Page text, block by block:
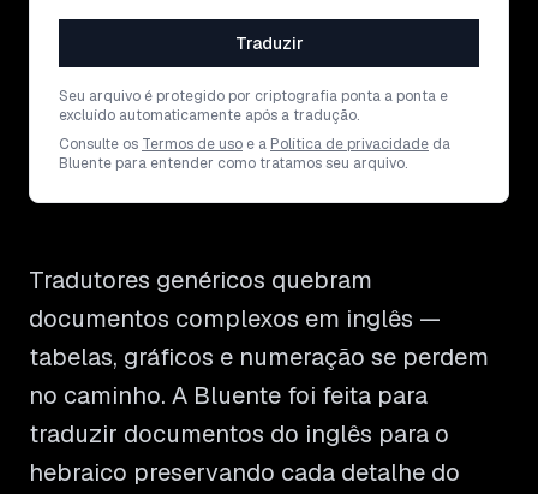
Traduzir
Seu arquivo é protegido por criptografia ponta a ponta e
excluído automaticamente após a tradução.
Consulte os Termos de uso e a Política de privacidade da
Bluente para entender como tratamos seu arquivo.
Tradutores genéricos quebram
documentos complexos em inglês —
tabelas, gráficos e numeração se perdem
no caminho. A Bluente foi feita para
traduzir documentos do inglês para o
hebraico preservando cada detalhe do